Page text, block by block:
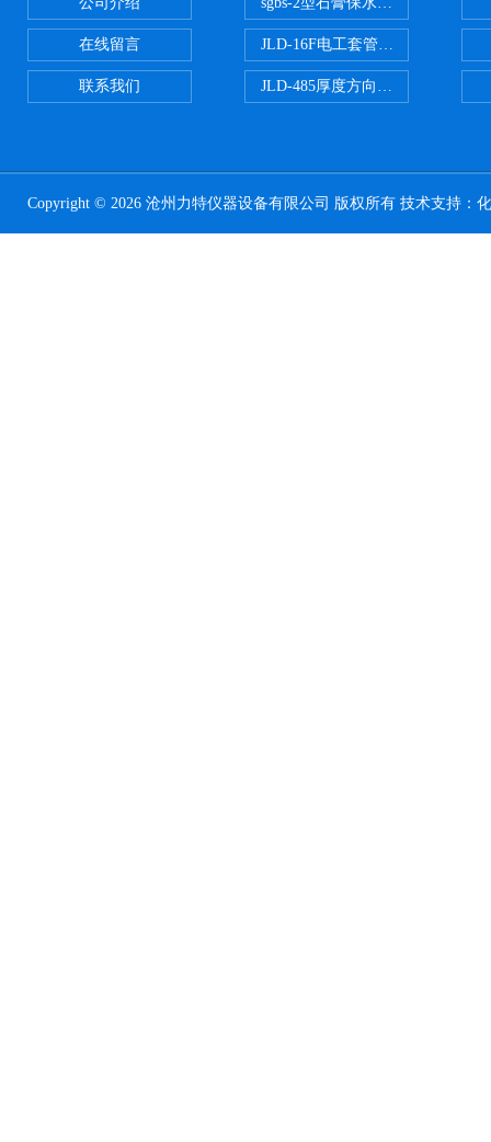
在线留言
联系我们
JLD-16F电工套管恒温水浴管材
JLD-485厚度方向性钢板拉伸试验
Copyright © 2026 沧州力特仪器设备有限公司 版权所有 技术支持：